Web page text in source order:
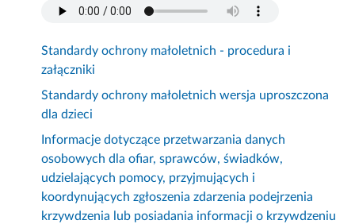
Standardy ochrony małoletnich - procedura i
załączniki
Standardy ochrony małoletnich wersja uproszczona
dla dzieci
Informacje dotyczące przetwarzania danych
osobowych dla ofiar, sprawców, świadków,
udzielających pomocy, przyjmujących i
koordynujących zgłoszenia zdarzenia podejrzenia
krzywdzenia lub posiadania informacji o krzywdzeniu